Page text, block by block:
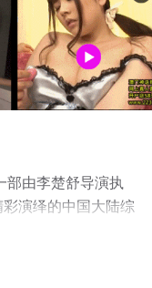
部由李楚舒导演执
演绎的中国大陆综
机免费观看高清无
解。